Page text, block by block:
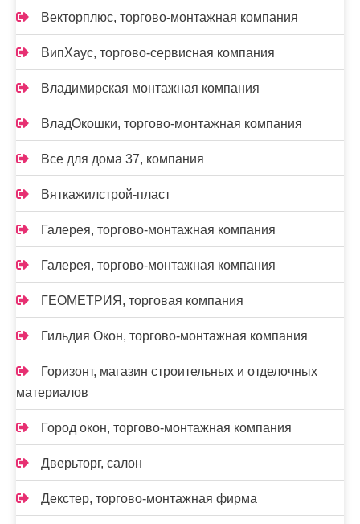
Векторплюс, торгово-монтажная компания
ВипХаус, торгово-сервисная компания
Владимирская монтажная компания
ВладОкошки, торгово-монтажная компания
Все для дома 37, компания
Вяткажилстрой-пласт
Галерея, торгово-монтажная компания
Галерея, торгово-монтажная компания
ГЕОМЕТРИЯ, торговая компания
Гильдия Окон, торгово-монтажная компания
Горизонт, магазин строительных и отделочных
материалов
Город окон, торгово-монтажная компания
Дверьторг, салон
Декстер, торгово-монтажная фирма